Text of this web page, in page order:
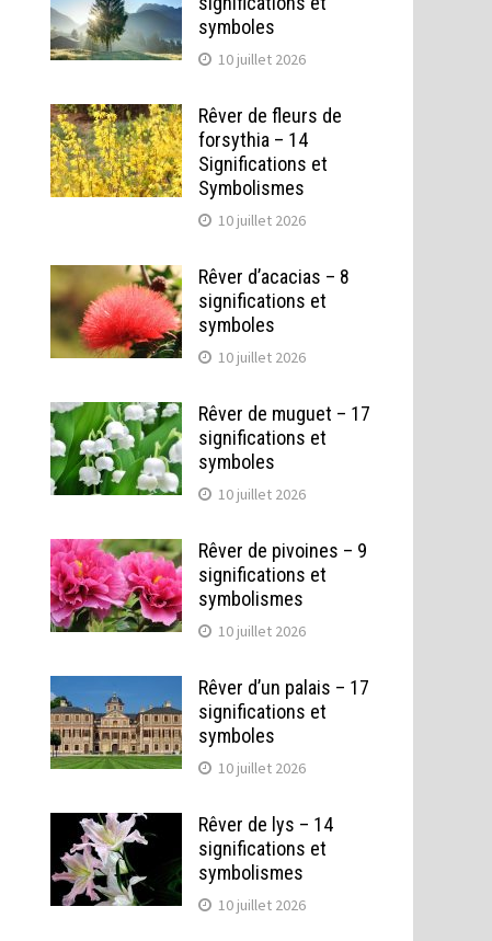
symboles
10 juillet 2026
Rêver de fleurs de
forsythia – 14
Significations et
Symbolismes
10 juillet 2026
Rêver d’acacias – 8
significations et
symboles
10 juillet 2026
Rêver de muguet – 17
significations et
symboles
10 juillet 2026
Rêver de pivoines – 9
significations et
symbolismes
10 juillet 2026
Rêver d’un palais – 17
significations et
symboles
10 juillet 2026
Rêver de lys – 14
significations et
symbolismes
10 juillet 2026